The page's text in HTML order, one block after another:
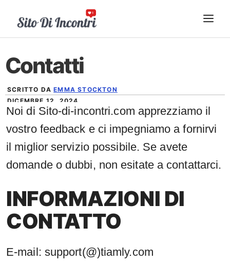
Contatti
SCRITTO DAEMMA STOCKTON
DICEMBRE 12, 2024
Noi di Sito-di-incontri.com apprezziamo il
vostro feedback e ci impegniamo a fornirvi
il miglior servizio possibile. Se avete
domande o dubbi, non esitate a contattarci.
INFORMAZIONI DI
CONTATTO
E-mail: support(@)tiamly.com